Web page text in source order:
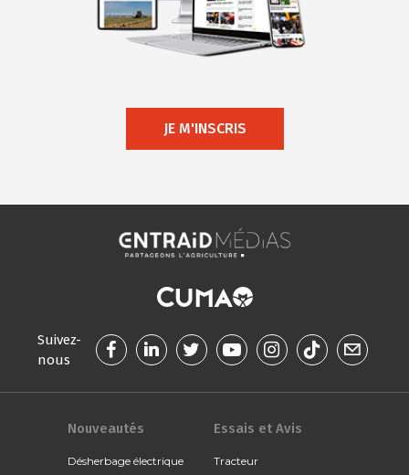
JE M'INSCRIS
Suivez-
nous
Nouveautés
Désherbage électrique
Essais et Avis
Tracteur